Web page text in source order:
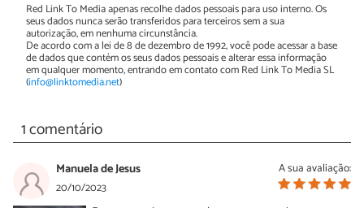
Red Link To Media apenas recolhe dados pessoais para uso interno. Os
seus dados nunca serão transferidos para terceiros sem a sua
autorização, em nenhuma circunstância.
De acordo com a lei de 8 de dezembro de 1992, você pode acessar a base
de dados que contém os seus dados pessoais e alterar essa informação
em qualquer momento, entrando em contato com Red Link To Media SL
(info@linktomedia.net)
1 comentário
A sua avaliação:
Manuela de Jesus
20/10/2023